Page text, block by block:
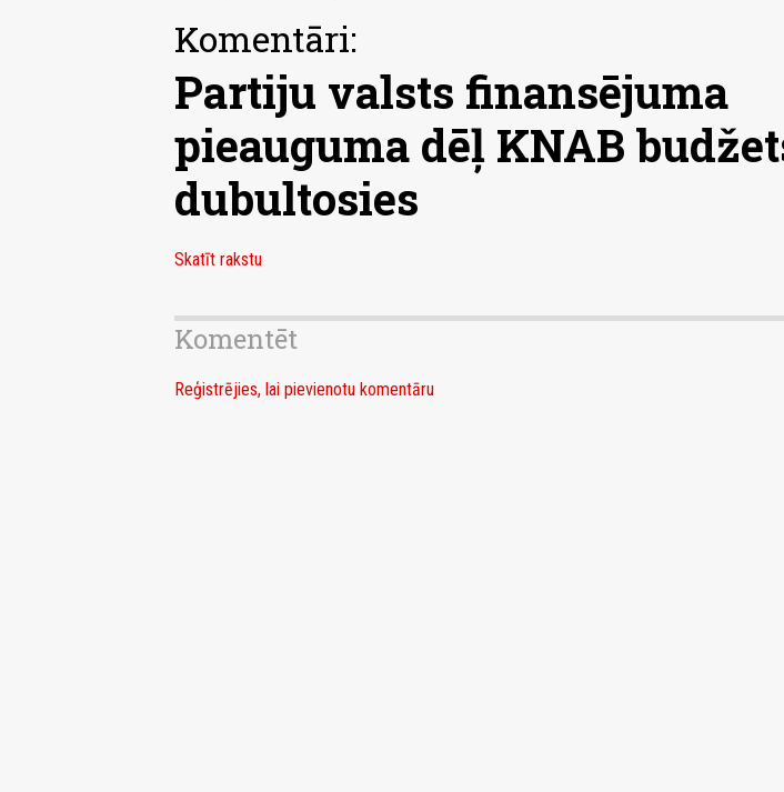
Komentāri:
Partiju valsts finansējuma
pieauguma dēļ KNAB
dubultosies
Skatīt rakstu
Komentēt
Reģistrējies, lai pievienotu komentāru